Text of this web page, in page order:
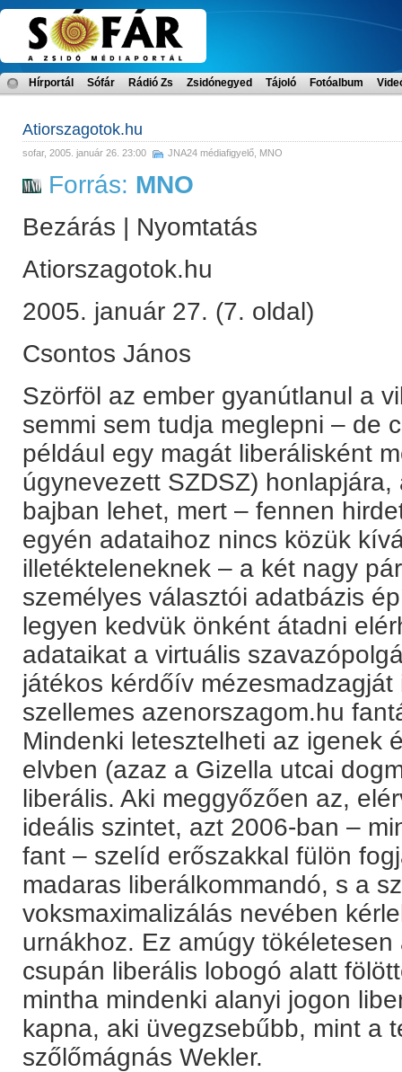
Hírportál Sófár Rádió Zs Zsidónegyed Tájoló Fotóalbum
Atiorszagotok.hu
sofar, 2005. január 26. 23:00 JNA24 médiafigyelő MNO
Forrás: MNO
Bezárás | Nyomtatás
Atiorszagotok.hu
2005. január 27. (7. oldal)
Csontos János
Szörföl az ember gyanútlanul a
semmi sem tudja meglepni – de
például egy magát liberálisként
úgynevezett SZDSZ)
bajban lehet, mert – fennen
egyén adataihoz nincs közük
illetékteleneknek – a két nagy
személyes választói adatbázis
legyen kedvük önként átadni
adataikat a virtuális
játékos kérdőív
szellemes azenorszagom.hu
Mindenki letesztelheti az igenek
elvben (azaz a Gizella utcai
liberális. Aki meggyőzően az,
ideális szintet, azt 2006-ban –
fant – szelíd erőszakkal fülön
madaras liberálkommandó, s a
voksmaximalizálás nevében
urnákhoz. Ez amúgy
csupán liberális lobogó alatt
mintha mindenki alanyi jogon
kapna, aki üvegzsebűbb, mint a
szőlőmágnás Wekler.